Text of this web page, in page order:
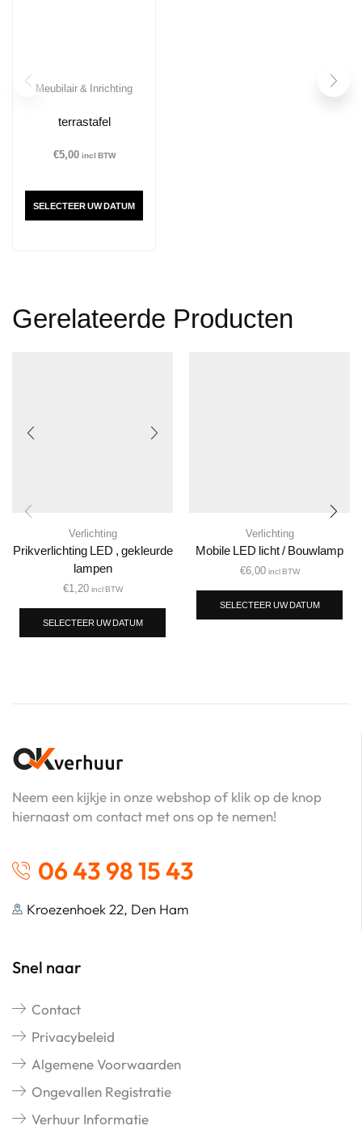
Meubilair & Inrichting
terrastafel
€5,00 incl BTW
SELECTEER UW DATUM
Gerelateerde Producten
Verlichting
Prikverlichting LED , gekleurde
lampen
€1,20 incl BTW
SELECTEER UW DATUM
Verlichting
Mobile LED licht / Bouwlamp
€6,00 incl BTW
SELECTEER UW DATUM
Neem een kijkje in onze webshop of klik op de knop
hiernaast om contact met ons op te nemen!
06 43 98 15 43
Kroezenhoek 22, Den Ham
Snel naar
Contact
Privacybeleid
Algemene Voorwaarden
Ongevallen Registratie
Verhuur Informatie